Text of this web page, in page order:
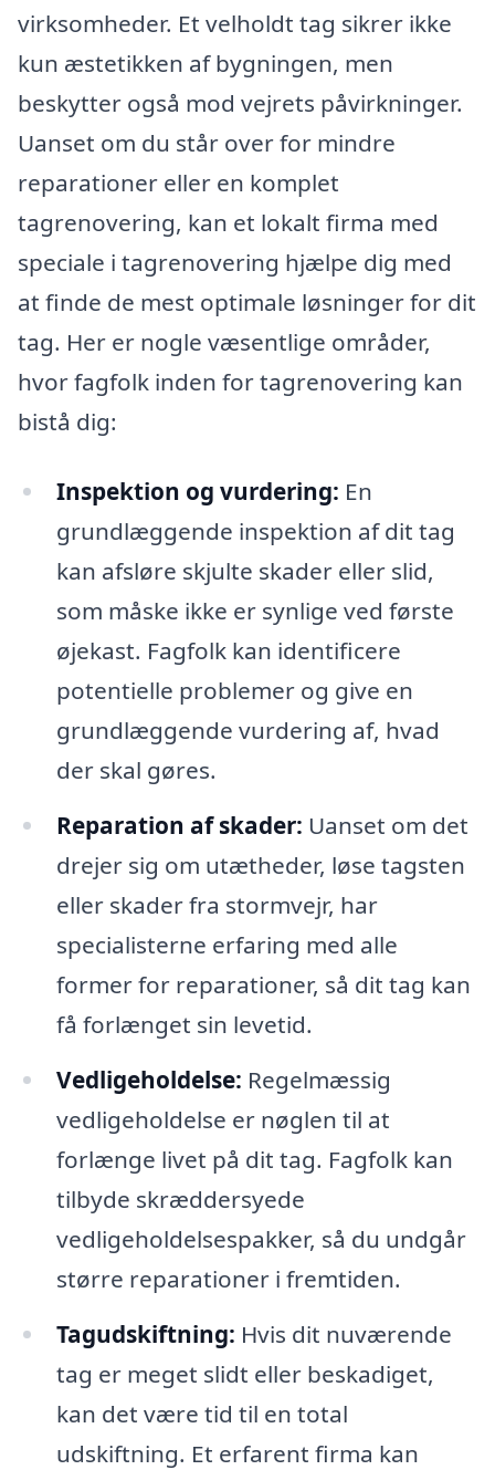
virksomheder. Et velholdt tag sikrer ikke
kun æstetikken af bygningen, men
beskytter også mod vejrets påvirkninger.
Uanset om du står over for mindre
reparationer eller en komplet
tagrenovering, kan et lokalt firma med
speciale i tagrenovering hjælpe dig med
at finde de mest optimale løsninger for dit
tag. Her er nogle væsentlige områder,
hvor fagfolk inden for tagrenovering kan
bistå dig:
Inspektion og vurdering: En
grundlæggende inspektion af dit tag
kan afsløre skjulte skader eller slid,
som måske ikke er synlige ved første
øjekast. Fagfolk kan identificere
potentielle problemer og give en
grundlæggende vurdering af, hvad
der skal gøres.
Reparation af skader: Uanset om det
drejer sig om utætheder, løse tagsten
eller skader fra stormvejr, har
specialisterne erfaring med alle
former for reparationer, så dit tag kan
få forlænget sin levetid.
Vedligeholdelse: Regelmæssig
vedligeholdelse er nøglen til at
forlænge livet på dit tag. Fagfolk kan
tilbyde skræddersyede
vedligeholdelsespakker, så du undgår
større reparationer i fremtiden.
Tagudskiftning: Hvis dit nuværende
tag er meget slidt eller beskadiget,
kan det være tid til en total
udskiftning. Et erfarent firma kan